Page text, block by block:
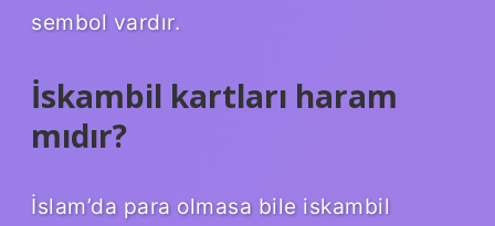
sembol vardır.
İskambil kartları haram
mıdır?
İslam’da para olmasa bile iskambil